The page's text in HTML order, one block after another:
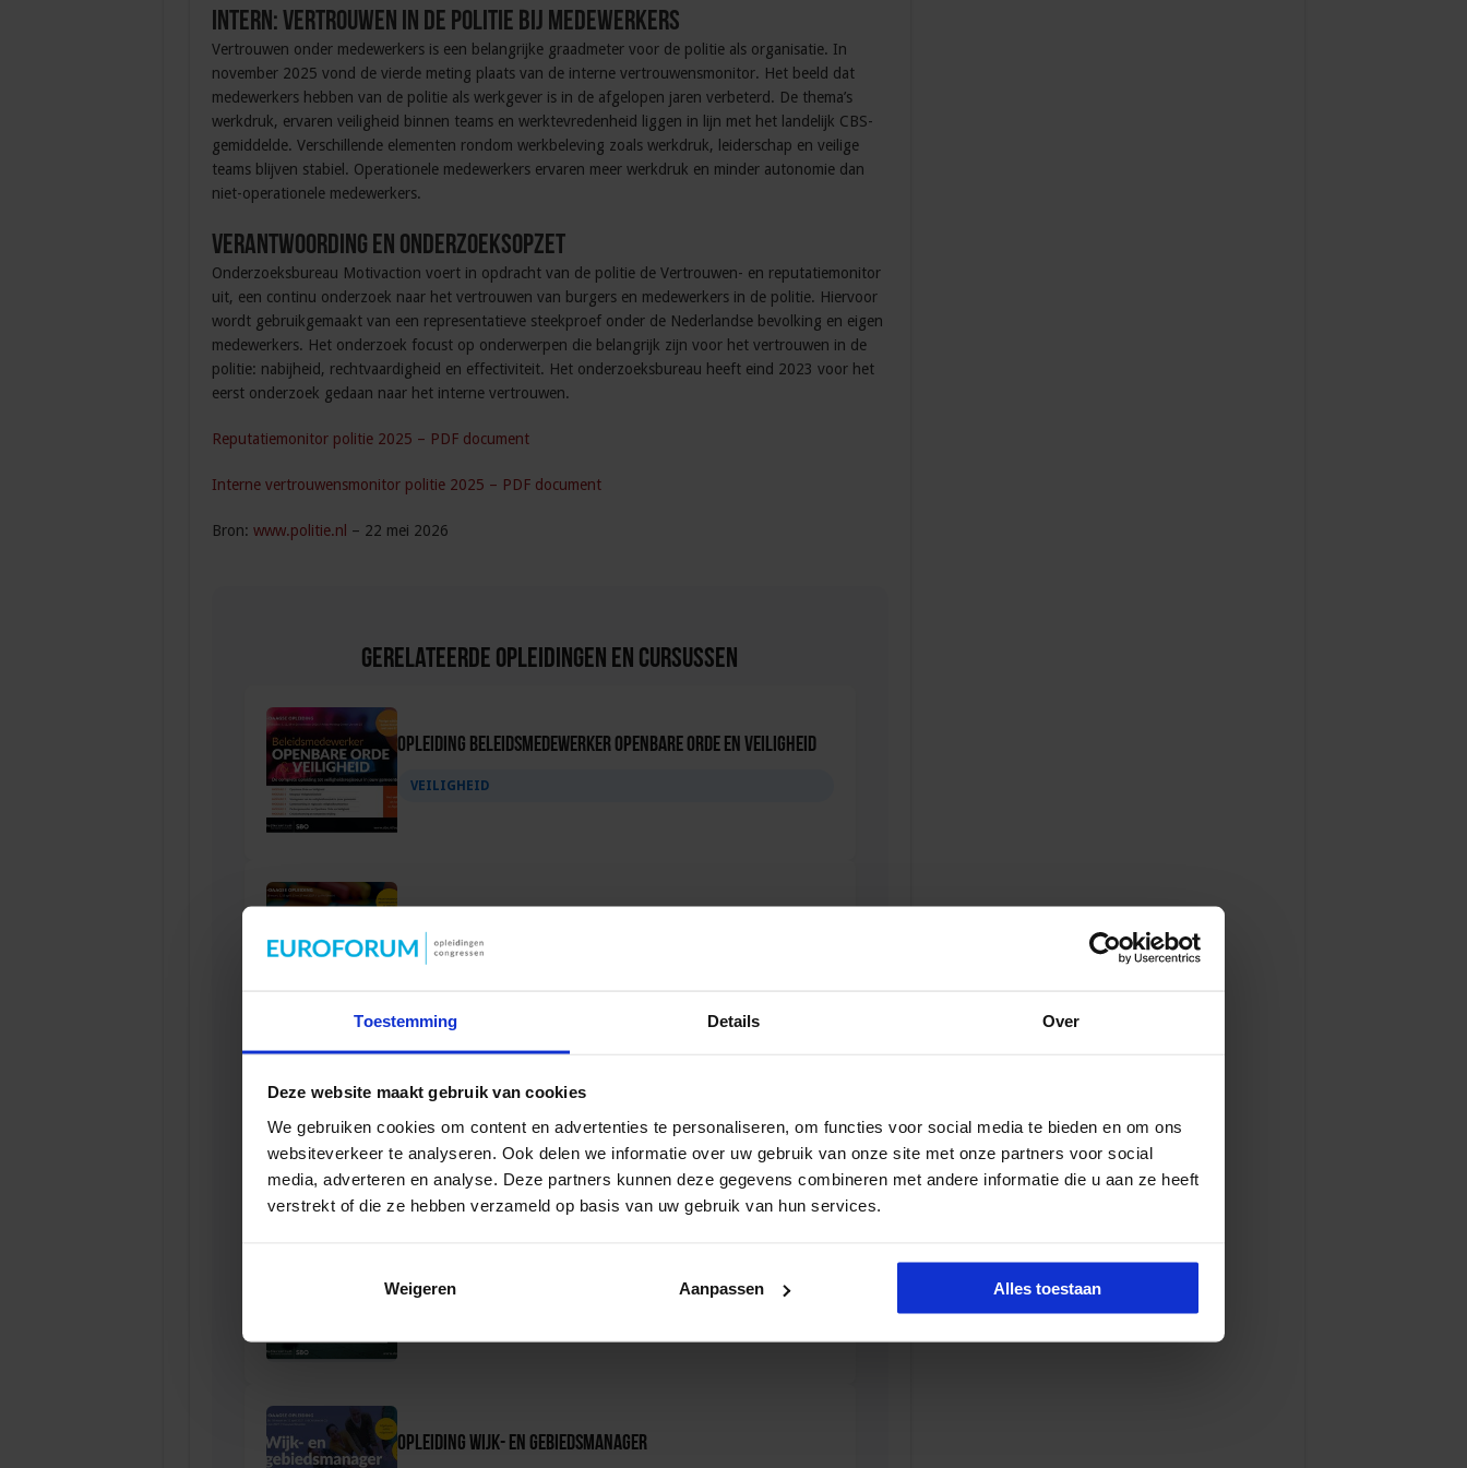
Toestemming Details Over
Deze website maakt gebruik van cookies
We gebruiken cookies om content en advertenties te personaliseren, om functies voor social media te bieden en om ons
websiteverkeer te analyseren. Ook delen we informatie over uw gebruik van onze site met onze partners voor social
media, adverteren en analyse. Deze partners kunnen deze gegevens combineren met andere informatie die u aan ze heeft
verstrekt of die ze hebben verzameld op basis van uw gebruik van hun services.
Weigeren Aanpassen Alles toestaan
Intern: vertrouwen in de politie bij medewerkers
Vertrouwen onder medewerkers is een belangrijke graadmeter voor de politie als organisatie. In
november 2025 vond de vierde meting plaats van de interne vertrouwensmonitor. Het beeld dat
medewerkers hebben van de politie als werkgever is in de afgelopen jaren verbeterd. De thema’s
werkdruk, ervaren veiligheid binnen teams en werktevredenheid liggen in lijn met het landelijk CBS-
gemiddelde. Verschillende elementen rondom werkbeleving zoals werkdruk, leiderschap en veilige
teams blijven stabiel. Operationele medewerkers ervaren meer werkdruk en minder autonomie dan
niet-operationele medewerkers.
Verantwoording en onderzoeksopzet
Onderzoeksbureau Motivaction voert in opdracht van de politie de Vertrouwen- en reputatiemonitor
uit, een continu onderzoek naar het vertrouwen van burgers en medewerkers in de politie. Hiervoor
wordt gebruikgemaakt van een representatieve steekproef onder de Nederlandse bevolking en eigen
medewerkers. Het onderzoek focust op onderwerpen die belangrijk zijn voor het vertrouwen in de
politie: nabijheid, rechtvaardigheid en effectiviteit. Het onderzoeksbureau heeft eind 2023 voor het
eerst onderzoek gedaan naar het interne vertrouwen.
Reputatiemonitor politie 2025 – PDF document
Interne vertrouwensmonitor politie 2025 – PDF document
Bron: www.politie.nl – 22 mei 2026
Gerelateerde Opleidingen en Cursussen
Opleiding Beleidsmedewerker Openbare Orde en Veiligheid
VEILIGHEID
Veiligheid
Opleiding Informatiegestuurd adviseren OOV
VEILIGHEID
Opleiding Wijk- en Gebiedsmanager